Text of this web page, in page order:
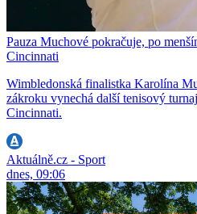
Pauza Muchové pokračuje, po
Cincinnati
Wimbledonská finalistka Karolína
zákroku vynechá další tenisový
Cincinnati.
Aktuálně.cz - Sport
dnes, 09:06